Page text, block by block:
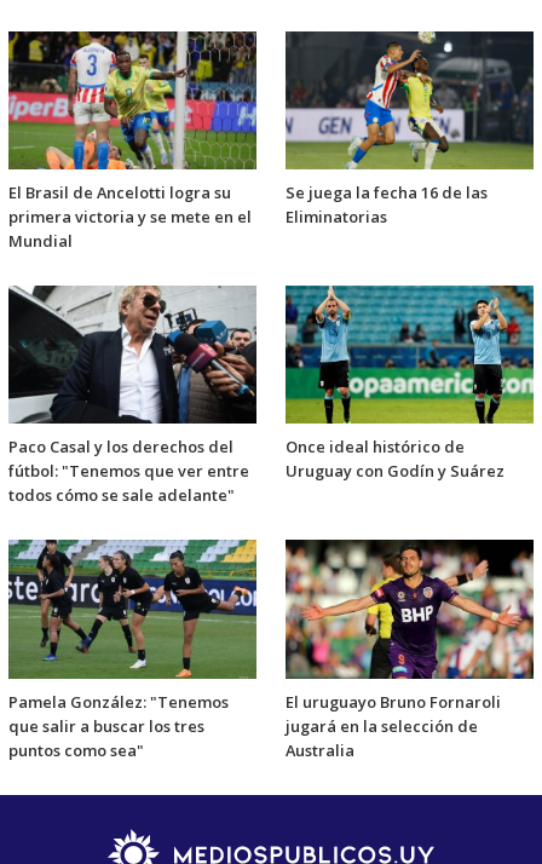
El Brasil de Ancelotti logra su
primera victoria y se mete en el
Mundial
Se juega la fecha 16 de las
Eliminatorias
Paco Casal y los derechos del
fútbol: "Tenemos que ver entre
todos cómo se sale adelante"
Once ideal histórico de
Uruguay con Godín y Suárez
Pamela González: "Tenemos
que salir a buscar los tres
puntos como sea"
El uruguayo Bruno Fornaroli
jugará en la selección de
Australia